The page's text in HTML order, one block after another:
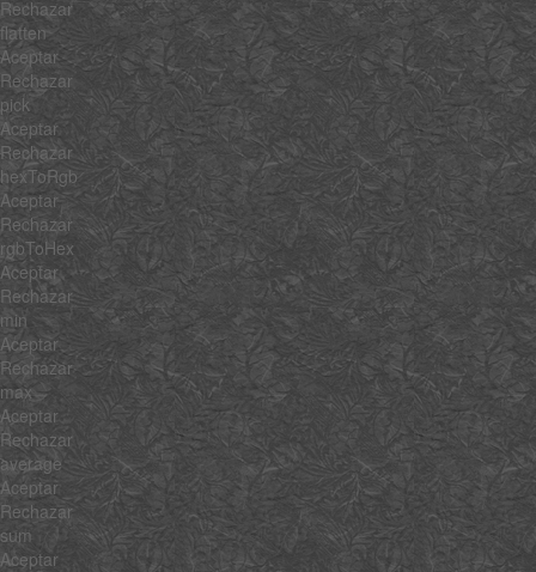
Rechazar
flatten
Aceptar
Rechazar
pick
Aceptar
Rechazar
hexToRgb
Aceptar
Rechazar
rgbToHex
Aceptar
Rechazar
min
Aceptar
Rechazar
max
Aceptar
Rechazar
average
Aceptar
Rechazar
sum
Aceptar